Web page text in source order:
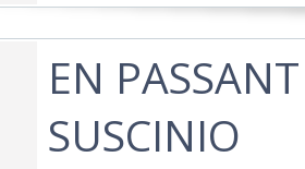
‎EN
SUSCINIO‎